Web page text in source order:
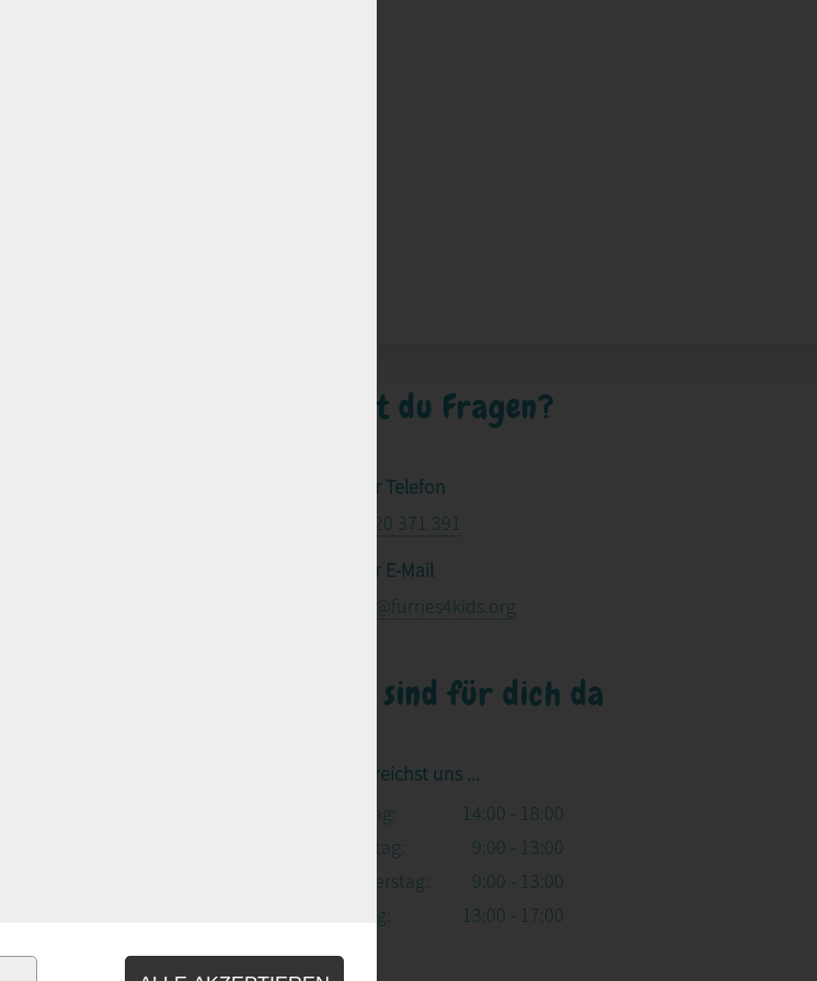
Hast du Fragen?
Per Telefon
+43 720 371 391
Per E-Mail
office@furries4kids.org
Wir sind für dich da
Du erreichst uns ...
Montag:
14:00 - 18:00
Dienstag:
9:00 - 13:00
Donnerstag:
9:00 - 13:00
Freitag:
13:00 - 17:00